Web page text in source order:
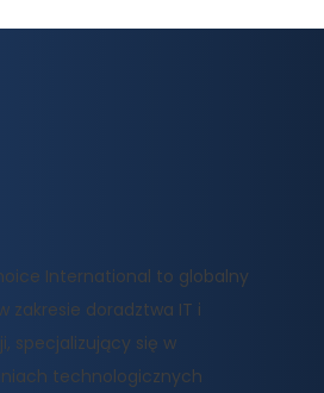
International to globalny
zakresie doradztwa IT i
specjalizujący się w
technologicznych